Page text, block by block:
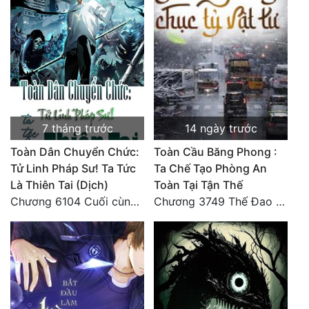
Quân Sự
Sảng Văn
Sắc
Sủng
Thanh Xuân
Tiên Hiệp
Tiểu Thuyết
Triều Đấu
Trùng Sinh
Trọng Sinh
7 tháng trước
Toàn Dân Chuyển Chức:
Tử Linh Pháp Sư! Ta Tức
Là Thiên Tai (Dịch)
Chương 6104 Cuối cùng (HẾT)
14 ngày trước
Toàn Cầu Băng Phong :
Ta Chế Tạo Phòng An
Toàn Tại Tận Thế
Chương 3749 Thế Đao xuất kích